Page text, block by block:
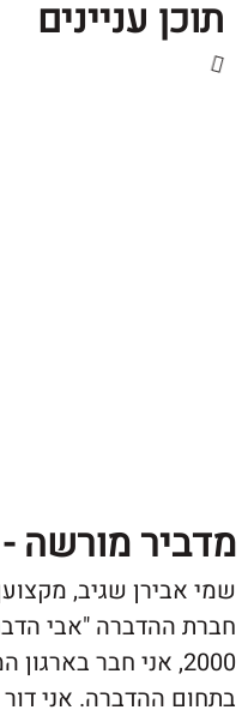
עניינים
מורשה -
שגיב, מקצוען
"אבי הדברות".
אני חבר בארגון
אני דור